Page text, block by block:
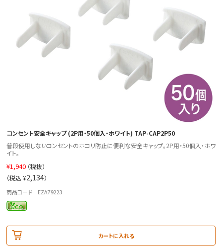
コンセント安全キャップ (2P用・50個入・ホワイト) TAP-CAP2P50
普段使用しないコンセントのホコリ防止に便利な安全キャップ。2P用・50個入・ホワ
イト。
¥1,940 （税抜）
（税込 ¥2,134）
商品コード EZA79223
カートに入れる